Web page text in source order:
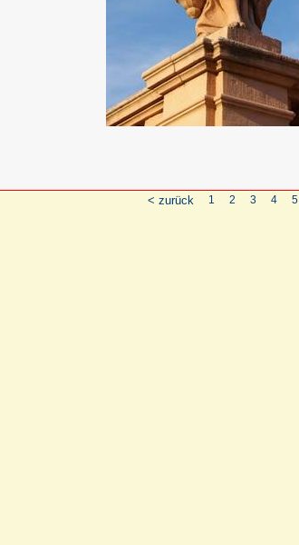
< zurück 1 2 3 4 5